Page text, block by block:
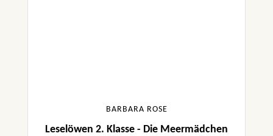
BARBARA ROSE
Leselöwen 2. Klasse - Die Meermädchen